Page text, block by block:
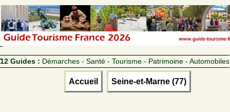
12 Guides : Démarches - Santé - Tourisme - Patrimoine - Automobiles
Accueil Seine-et-Marne (77)